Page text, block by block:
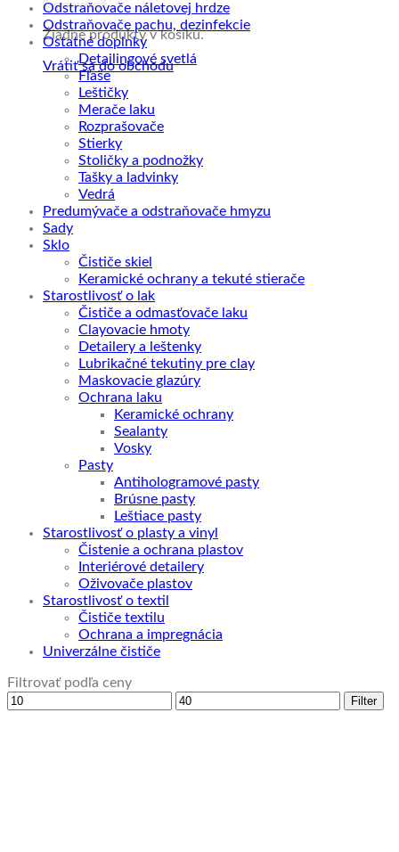
Žiadne produkty v košíku.
Vrátiť sa do obchodu
Odstraňovače náletovej hrdze
Odstraňovače pachu, dezinfekcie
Ostatné doplnky
Detailingové svetlá
Fľaše
Leštičky
Merače laku
Rozprašovače
Stierky
Stoličky a podnožky
Tašky a ladvinky
Vedrá
Predumývače a odstraňovače hmyzu
Sady
Sklo
Čističe skiel
Keramické ochrany a tekuté stierače
Starostlivosť o lak
Čističe a odmasťovače laku
Clayovacie hmoty
Detailery a leštenky
Lubrikačné tekutiny pre clay
Maskovacie glazúry
Ochrana laku
Keramické ochrany
Sealanty
Vosky
Pasty
Antihologramové pasty
Brúsne pasty
Leštiace pasty
Starostlivosť o plasty a vinyl
Čistenie a ochrana plastov
Interiérové detailery
Oživovače plastov
Starostlivosť o textil
Čističe textilu
Ochrana a impregnácia
Univerzálne čističe
Filtrovať podľa ceny
Minimálna
Maximálna
Filter